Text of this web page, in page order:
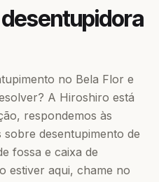
no Bela Flor e
A Hiroshiro está
respondemos às
desentupimento de
fossa e caixa de
estiver aqui, chame no